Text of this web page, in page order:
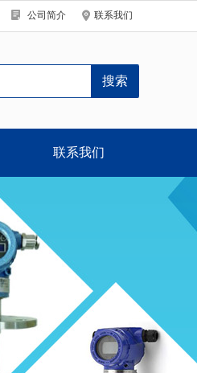
公司简介 联系我们
联系我们